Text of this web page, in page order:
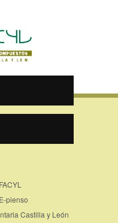
pienso
Castilla y León